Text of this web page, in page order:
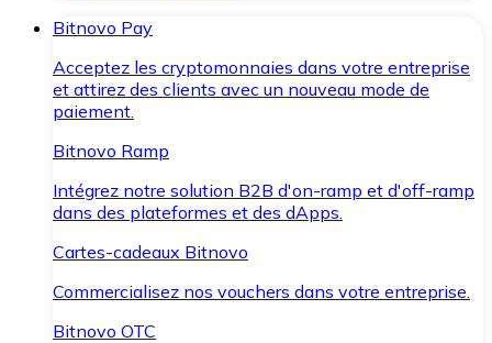
Bitnovo Pay
Acceptez les cryptomonnaies dans votre entreprise
et attirez des clients avec un nouveau mode de
paiement.
Bitnovo Ramp
Intégrez notre solution B2B d'on-ramp et d'off-ramp
dans des plateformes et des dApps.
Cartes-cadeaux Bitnovo
Commercialisez nos vouchers dans votre entreprise.
Bitnovo OTC